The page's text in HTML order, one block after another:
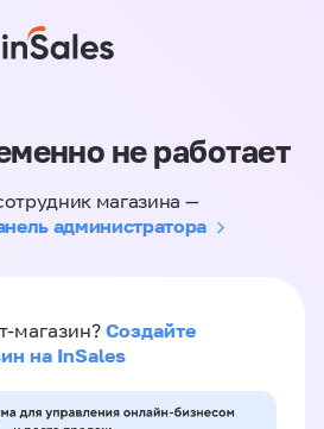
не работает
магазина —
администратора
магазин? Создайте
на InSales